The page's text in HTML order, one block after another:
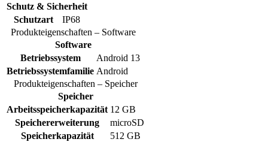
Schutz & Sicherheit
Schutzart
IP68
Produkteigenschaften – Software
Software
Betriebssystem
Android 13
Betriebssystemfamilie Android
Produkteigenschaften – Speicher
Speicher
Arbeitsspeicherkapazität 12 GB
Speichererweiterung
microSD
Speicherkapazität
512 GB